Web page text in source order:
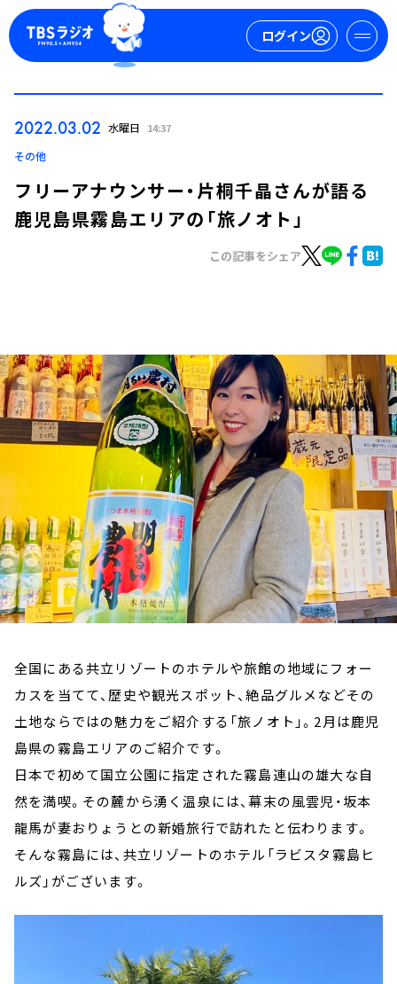
ログイン
トピックス
TBS Podcast
お知らせ
イベント・グッズ
YouTube
会社情報
2022.03.02 水曜日 14:37
その他
フリーアナウンサー・片桐千晶さんが語る
鹿児島県霧島エリアの「旅ノオト」
この記事をシェア
全国にある共立リゾートのホテルや旅館の地域にフォー
カスを当てて、歴史や観光スポット、絶品グルメなどその
土地ならではの魅力をご紹介する「旅ノオト」。2月は鹿児
島県の霧島エリアのご紹介です。
日本で初めて国立公園に指定された霧島連山の雄大な自
然を満喫。その麓から湧く温泉には、幕末の風雲児・坂本
龍馬が妻おりょうとの新婚旅行で訪れたと伝わります。
そんな霧島には、共立リゾートのホテル「ラビスタ霧島ヒ
ルズ」がございます。